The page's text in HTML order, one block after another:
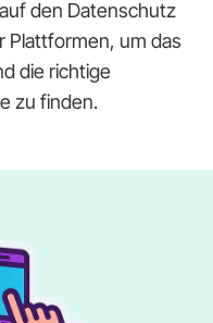
den Datenschutz
Plattformen, um das
die richtige
zu finden.